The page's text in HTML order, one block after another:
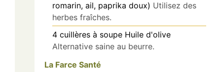
romarin, ail, paprika doux) Utilisez des
herbes fraîches.
4 cuillères à soupe Huile d'olive
Alternative saine au beurre.
La Farce Santé